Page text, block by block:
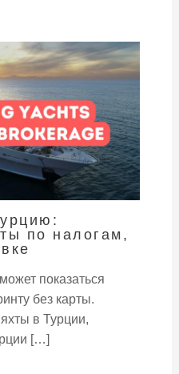
по налогам,
показаться
без карты.
в Турции,
[…]